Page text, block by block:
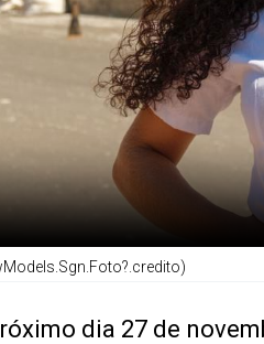
dia 27 de